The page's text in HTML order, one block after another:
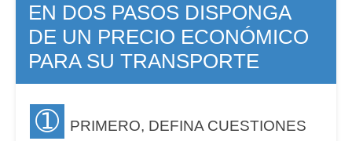
EN DOS PASOS DISPONGA
DE UN PRECIO ECONÓMICO
PARA SU TRANSPORTE
➀
PRIMERO, DEFINA CUESTIONES